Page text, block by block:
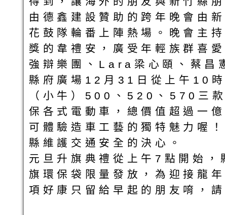
由德鑫建設贊助的跨年晚會由
花鼓隊輪番上陣熱場。晚會主
獎的韋禮安，廣受年輕族群喜
強辯樂團、Lara梁心頤、蔡昌
縣府廣場12月31日從上午10
（小牛）500、520、570三
保各式電動車，總價值超過一
可體驗造車工藝的獨特魅力喔
縣維護交通安全的決心。
元旦升旗典禮從上午7點開始
旗環保袋限量發放，為迎接龍
項好康只留給早起的朋友唷，